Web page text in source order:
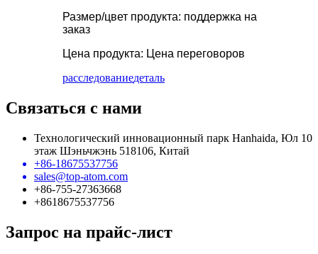
Размер/цвет продукта: поддержка на
заказ
Цена продукта: Цена переговоров
расследованиедеталь
Связаться с нами
Технологический инновационный парк Hanhaida, Юл 10
этаж Шэньчжэнь 518106, Китай
+86-18675537756
sales@top-atom.com
+86-755-27363668
+8618675537756
Запрос на прайс-лист